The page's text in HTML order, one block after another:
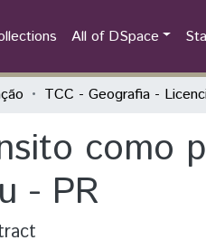
All of DSpace
como
- PR